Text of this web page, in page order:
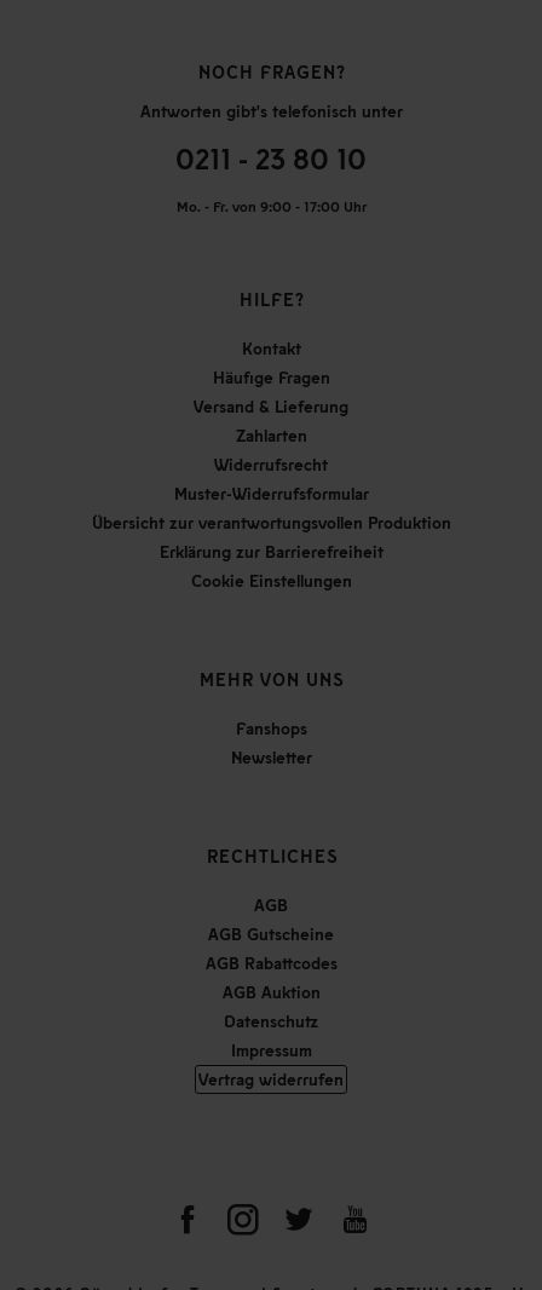
NOCH FRAGEN?
Antworten gibt's telefonisch unter
0211 - 23 80 10
Mo. - Fr. von 9:00 - 17:00 Uhr
HILFE?
Kontakt
Häufige Fragen
Versand & Lieferung
Zahlarten
Widerrufsrecht
Muster-Widerrufsformular
Übersicht zur verantwortungsvollen Produktion
Erklärung zur Barrierefreiheit
Cookie Einstellungen
MEHR VON UNS
Fanshops
Newsletter
RECHTLICHES
AGB
AGB Gutscheine
AGB Rabattcodes
AGB Auktion
Datenschutz
Impressum
Vertrag widerrufen